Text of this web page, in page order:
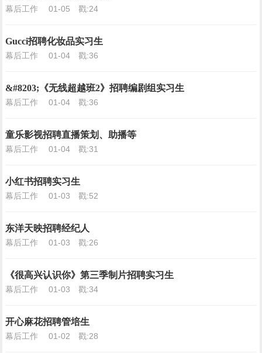
幕后工作 01-05 戳:24
Gucci招聘化妆品实习生
幕后工作 01-04 戳:36
&#8203;《无线超越班2》招聘编剧组实习生
幕后工作 01-04 戳:36
童乐影视招聘直播策划、助播等
幕后工作 01-04 戳:31
小红书招聘实习生
幕后工作 01-03 戳:52
东洋天映招聘经纪人
幕后工作 01-03 戳:26
《很高兴认识你》第三季制片招聘实习生
幕后工作 01-03 戳:34
开心麻花招聘管培生
幕后工作 01-02 戳:28